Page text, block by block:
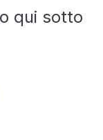
qui sotto